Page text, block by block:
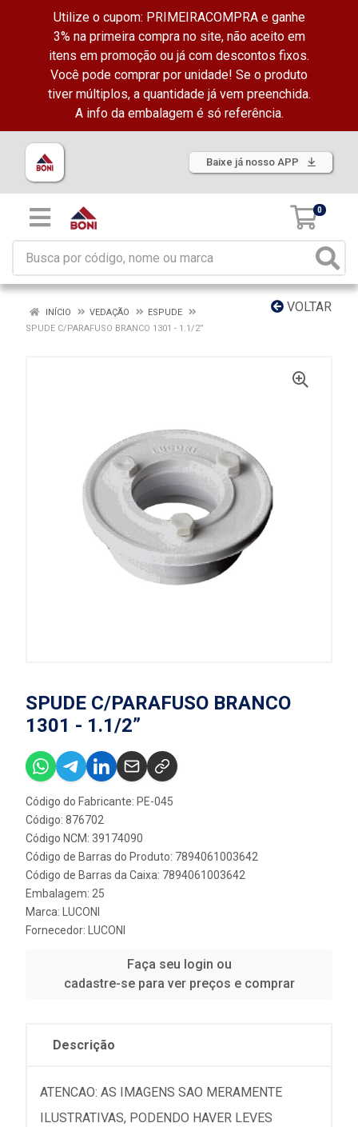
Utilize o cupom: PRIMEIRACOMPRA e ganhe
3% na primeira compra no site, não aceito em
itens em promoção ou já com descontos fixos.
Você pode comprar por unidade! Se o produto
tiver múltiplos, a quantidade já vem preenchida.
A info da embalagem é só referência.
Baixe já nosso APP
0
VOLTAR
INÍCIO VEDAÇÃO
ESPUDE
SPUDE C/PARAFUSO BRANCO 1301 - 1.1/2”
SPUDE C/PARAFUSO BRANCO
1301 - 1.1/2”
Código do Fabricante: PE-045
Código: 876702
Código NCM: 39174090
Código de Barras do Produto: 7894061003642
Código de Barras da Caixa: 7894061003642
Embalagem: 25
Marca:
LUCONI
Fornecedor:
LUCONI
Faça seu login ou
cadastre-se para ver preços e comprar
Descrição
ATENCAO: AS IMAGENS SAO MERAMENTE
ILUSTRATIVAS, PODENDO HAVER LEVES